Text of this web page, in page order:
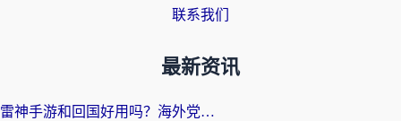
联系我们
最新资讯
雷神手游和回国好用吗？海外党亲测：选对加速器才能无缝刷剧打游戏